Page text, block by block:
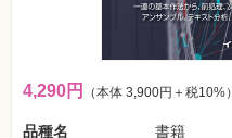
ン
グ
4,290円 （本体 3,900円＋税10%）
品種名
書籍